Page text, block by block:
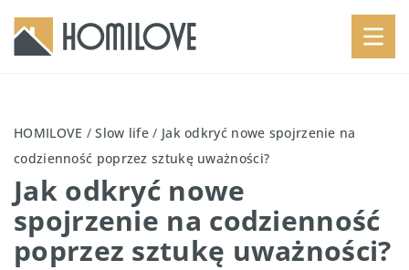
HOMILOVE /Slow life / Jak odkryć nowe spojrzenie na
codzienność poprzez sztukę uważności?
Jak odkryć nowe
spojrzenie na codzienność
poprzez sztukę uważności?